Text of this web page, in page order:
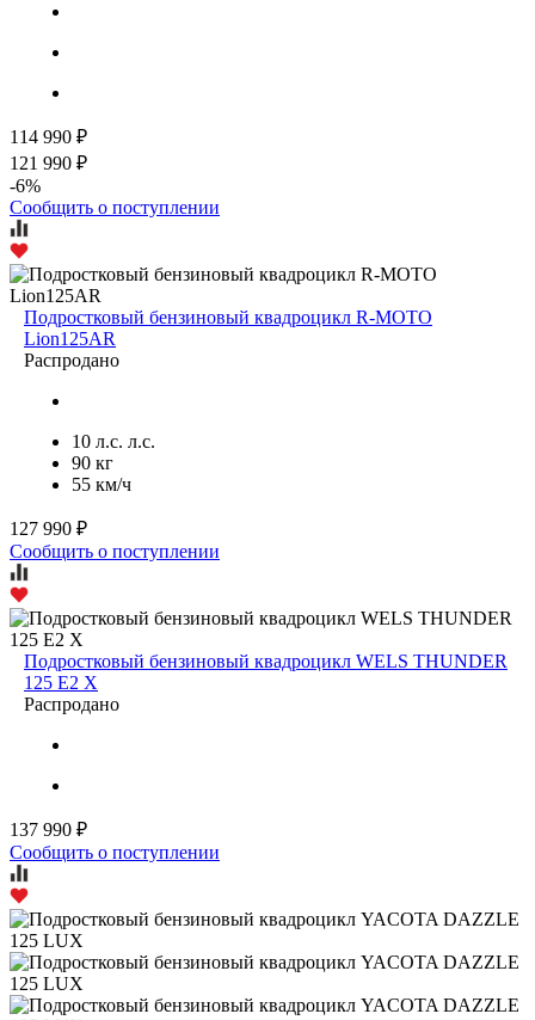
114 990 ₽
121 990 ₽
-6%
Сообщить о поступлении
Подростковый бензиновый квадроцикл R-MOTO
Lion125AR
Распродано
10 л.с. л.с.
90 кг
55 км/ч
127 990 ₽
Сообщить о поступлении
Подростковый бензиновый квадроцикл WELS THUNDER
125 E2 X
Распродано
137 990 ₽
Сообщить о поступлении